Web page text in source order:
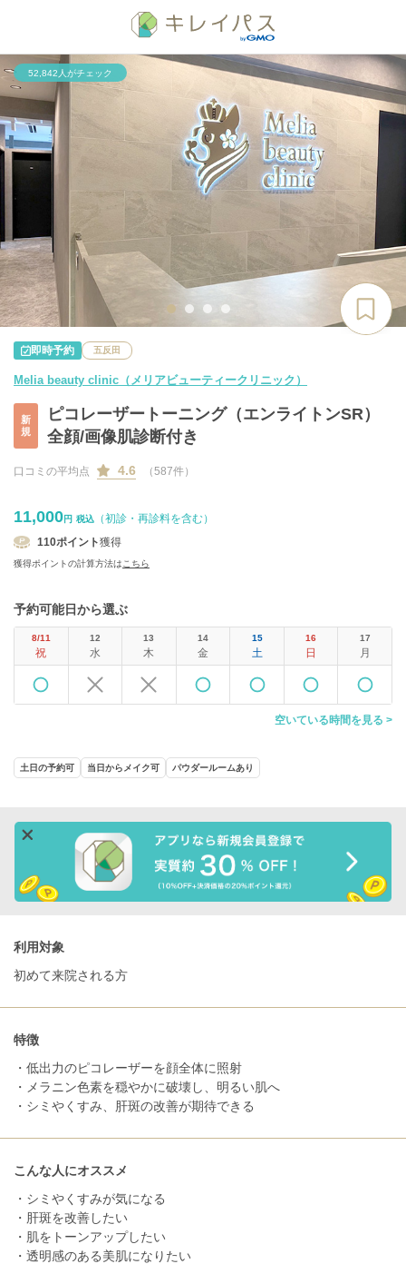
52,842人がチェック
即時予約 五反田
Melia beauty clinic（メリアビューティークリニック）
新
規
ピコレーザートーニング（エンライトンSR）
全顔/画像肌診断付き
口コミの平均点 4.6 （587件）
11,000円 税込
（初診・再診料を含む）
110ポイント獲得
獲得ポイントの計算方法はこちら
予約可能日から選ぶ
8/11
祝
12
水
13
木
14
金
15
土
16
日
17
月
空いている時間を見る >
土日の予約可 当日からメイク可 パウダールームあり
利用対象
初めて来院される方
特徴
・低出力のピコレーザーを顔全体に照射
・メラニン色素を穏やかに破壊し、明るい肌へ
・シミやくすみ、肝斑の改善が期待できる
こんな人にオススメ
・シミやくすみが気になる
・肝斑を改善したい
・肌をトーンアップしたい
・透明感のある美肌になりたい